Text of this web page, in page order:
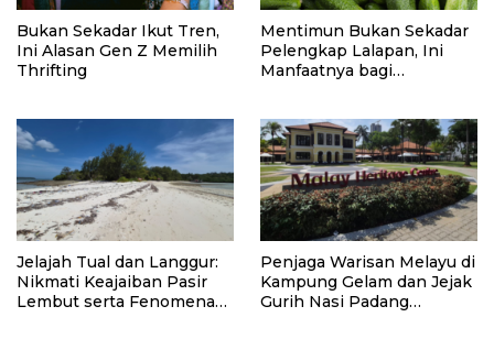
Bukan Sekadar Ikut Tren,
Ini Alasan Gen Z Memilih
Thrifting
Mentimun Bukan Sekadar
Pelengkap Lalapan, Ini
Manfaatnya bagi
Jelajah Tual dan Langgur:
Nikmati Keajaiban Pasir
Lembut serta Fenomena
Penjaga Warisan Melayu di
Kampung Gelam dan Jejak
Gurih Nasi Padang